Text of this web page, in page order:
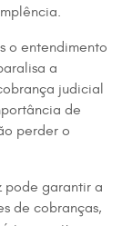
o entendimento
a
judicial
de
perder o
pode garantir a
de cobranças,